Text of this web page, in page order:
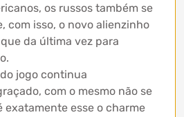
os russos também se
com isso, o novo alienzinho
da última vez para
jogo continua
com o mesmo não se
exatamente esse o charme